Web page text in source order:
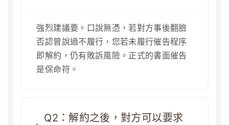
強烈建議要。口說無憑，若對方事後翻臉
否認曾說過不履行，您若未履行催告程序
即解約，仍有敗訴風險。正式的書面催告
是保命符。
Q2：解約之後，對方可以要求